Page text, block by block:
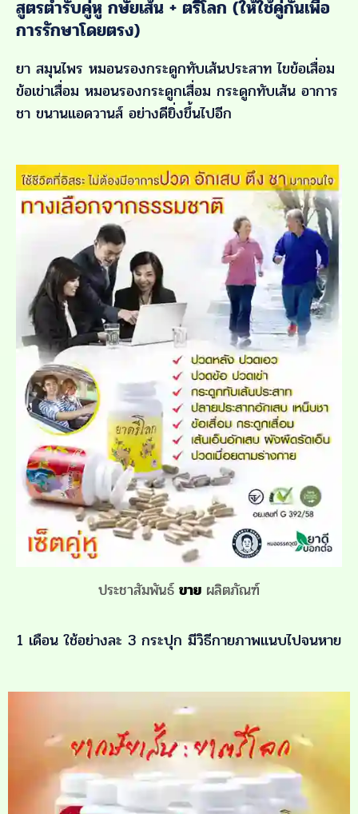
สูตรตำรับคู่หู กษัยเส้น + ตรีโลก (ให้ใช้คู่กันเพื่อ
การรักษาโดยตรง)
ยา สมุนไพร หมอนรองกระดูกทับเส้นประสาท ไขข้อเสื่อม
ข้อเข่าเสื่อม หมอนรองกระดูกเสื่อม กระดูกทับเส้น อาการ
ชา ขนานแอดวานส์ อย่างดียิ่งขึ้นไปอีก
ประชาสัมพันธ์ ขาย ผลิตภัณฑ์
1 เดือน ใช้อย่างละ 3 กระปุก มีวิธีกายภาพแนบไปจนหาย